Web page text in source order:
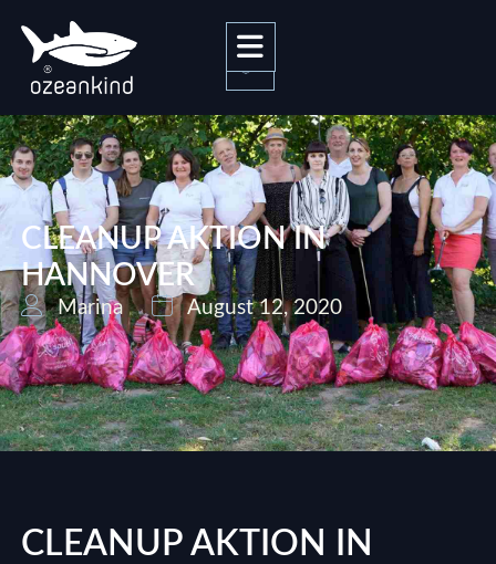
0
CLEANUP AKTION IN
HANNOVER
Marina August 12, 2020
CLEANUP AKTION IN